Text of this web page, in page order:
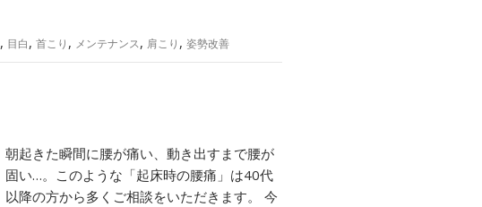
, 目白, 首こり , メンテナンス, 肩こり , 姿勢改善
朝起きた瞬間に腰が痛い、動き出すまで腰が
固い…。このような「起床時の腰痛」は40代
以降の方から多くご相談をいただきます。 今